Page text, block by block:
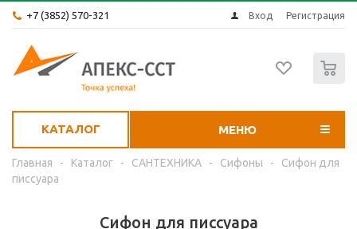
+7 (3852) 570-321 Вход Регистрация
КАТАЛОГ МЕНЮ
Главная - Каталог - САНТЕХНИКА - Сифоны -
Сифон для
писсуара
Сифон для писсуара